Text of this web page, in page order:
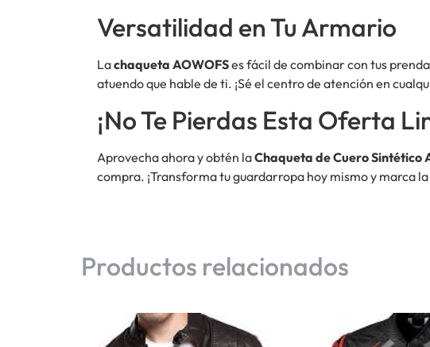
Versatilidad en Tu Armario
Lachaqueta AOWOFSes fácil de combinar con tus
atuendo que hable de ti. ¡Sé el centro de atención en
¡No Te Pierdas Esta Oferta
Aprovecha ahora y obtén laChaqueta de Cuero Sintético
compra. ¡Transforma tu guardarropa hoy mismo y marca
Productos relacionados